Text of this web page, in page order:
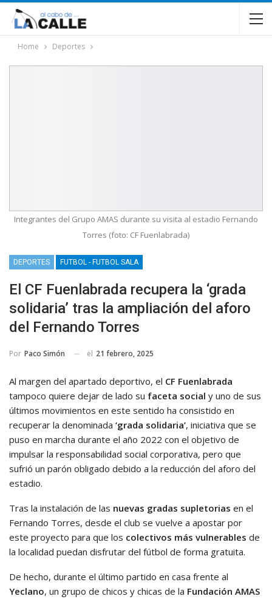
Home Deportes
Integrantes del Grupo AMAS durante su visita al estadio Fernando
Torres (foto: CF Fuenlabrada)
DEPORTES FUTBOL - FUTBOL SALA
El CF Fuenlabrada recupera la ‘grada
solidaria’ tras la ampliación del aforo
del Fernando Torres
Por Paco Simón el 21 febrero, 2025
Al margen del apartado deportivo, el CF Fuenlabrada
tampoco quiere dejar de lado su faceta social y uno de sus
últimos movimientos en este sentido ha consistido en
recuperar la denominada ‘grada solidaria’, iniciativa que se
puso en marcha durante el año 2022 con el objetivo de
impulsar la responsabilidad social corporativa, pero que
sufrió un parón obligado debido a la reducción del aforo del
estadio.
Tras la instalación de las nuevas gradas supletorias en el
Fernando Torres, desde el club se vuelve a apostar por
este proyecto para que los colectivos más vulnerables de
la localidad puedan disfrutar del fútbol de forma gratuita.
De hecho, durante el último partido en casa frente al
Yeclano, un grupo de chicos y chicas de la Fundación AMAS